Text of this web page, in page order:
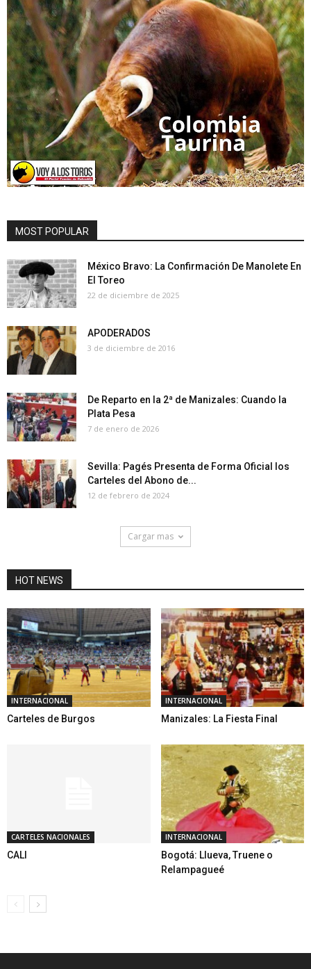
MOST POPULAR
México Bravo: La Confirmación De Manolete En
El Toreo
22 de diciembre de 2025
APODERADOS
3 de diciembre de 2016
De Reparto en la 2ª de Manizales: Cuando la
Plata Pesa
7 de enero de 2026
Sevilla: Pagés Presenta de Forma Oficial los
Carteles del Abono de...
12 de febrero de 2024
Cargar mas
HOT NEWS
INTERNACIONAL
Carteles de Burgos
INTERNACIONAL
Manizales: La Fiesta Final
CARTELES NACIONALES
CALI
INTERNACIONAL
Bogotá: Llueva, Truene o
Relampagueé